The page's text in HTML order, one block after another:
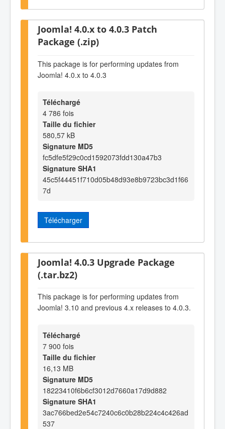
Joomla! 4.0.x to 4.0.3 Patch
Package (.zip)
This package is for performing updates from
Joomla! 4.0.x to 4.0.3
Téléchargé
4 786 fois
Taille du fichier
580,57 kB
Signature MD5
fc5dfe5f29c0cd1592073fdd130a47b3
Signature SHA1
45c5f44451f710d05b48d93e8b9723bc3d1f66
7d
Télécharger
Joomla! 4.0.3 Upgrade Package
(.tar.bz2)
This package is for performing updates from
Joomla! 3.10 and previous 4.x releases to 4.0.3.
Téléchargé
7 900 fois
Taille du fichier
16,13 MB
Signature MD5
18223410f6b6cf3012d7660a17d9d882
Signature SHA1
3ac766bed2e54c7240c6c0b28b224c4c426ad
537